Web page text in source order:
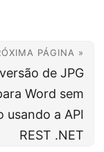
PÁGINA »
de JPG
Word sem
usando a API
REST .NET